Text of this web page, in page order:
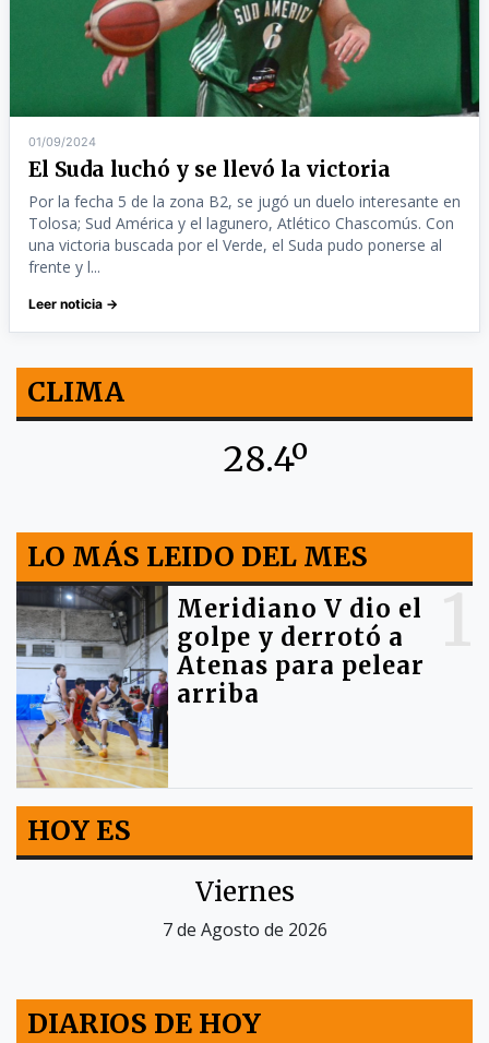
01/09/2024
El Suda luchó y se llevó la victoria
Por la fecha 5 de la zona B2, se jugó un duelo interesante en
Tolosa; Sud América y el lagunero, Atlético Chascomús. Con
una victoria buscada por el Verde, el Suda pudo ponerse al
frente y l...
Leer noticia →
CLIMA
28.4º
LO MÁS LEIDO DEL MES
Meridiano V dio el
golpe y derrotó a
Atenas para pelear
arriba
HOY ES
Viernes
7 de Agosto de 2026
DIARIOS DE HOY